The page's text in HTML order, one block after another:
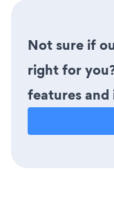
Not sure if
right for
features